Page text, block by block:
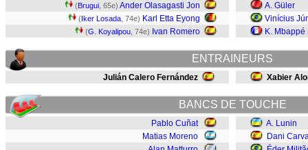
(Brugui , 65e) Ander Olasagasti Jon
(Iker Losada , 74e) Karl Etta Eyong
(G. Koyalipou , 74e) Ivan Romero
A. Güler
Vinícius
K. Mbappé
ENTRAINEURS
Julián Calero Fernández Xabier
BANCS DE TOUCHE
Pablo Cuñat
Matias Moreno
A. Lunin
Dani